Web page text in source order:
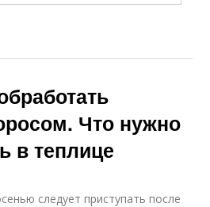
Что нужно
в теплице
следует приступать после